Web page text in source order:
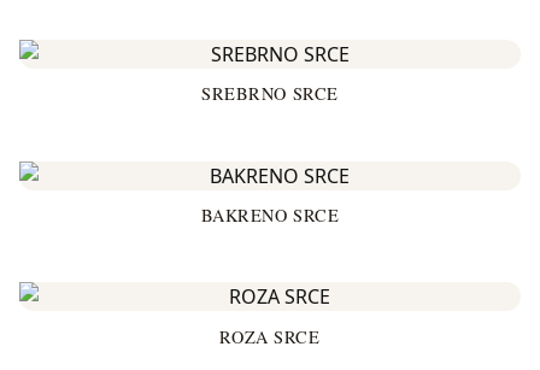
SREBRNO SRCE
BAKRENO SRCE
ROZA SRCE